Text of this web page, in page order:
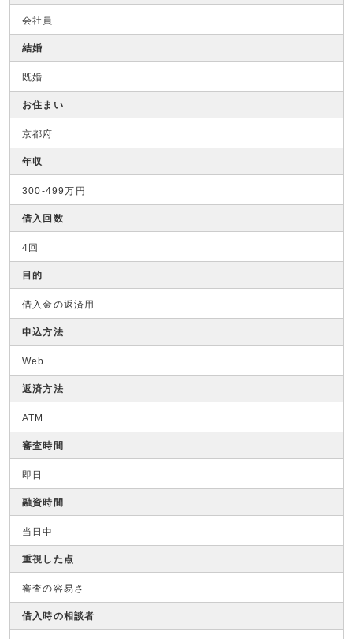
会社員
結婚
既婚
お住まい
京都府
年収
300-499万円
借入回数
4回
目的
借入金の返済用
申込方法
Web
返済方法
ATM
審査時間
即日
融資時間
当日中
重視した点
審査の容易さ
借入時の相談者